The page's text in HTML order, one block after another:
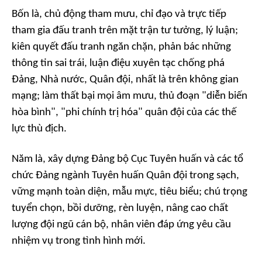
Bốn là, chủ động tham mưu, chỉ đạo và trực tiếp
tham gia đấu tranh trên mặt trận tư tưởng, lý luận;
kiên quyết đấu tranh ngăn chặn, phản bác những
thông tin sai trái, luận điệu xuyên tạc chống phá
Đảng, Nhà nước, Quân đội, nhất là trên không gian
mạng; làm thất bại mọi âm mưu, thủ đoạn "diễn biến
hòa bình", "phi chính trị hóa" quân đội của các thế
lực thù địch.
Năm là, xây dựng Đảng bộ Cục Tuyên huấn và các tổ
chức Đảng ngành Tuyên huấn Quân đội trong sạch,
vững mạnh toàn diện, mẫu mực, tiêu biểu; chú trọng
tuyển chọn, bồi dưỡng, rèn luyện, nâng cao chất
lượng đội ngũ cán bộ, nhân viên đáp ứng yêu cầu
nhiệm vụ trong tình hình mới.